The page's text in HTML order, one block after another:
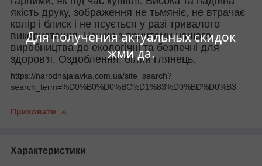
Для получения актуальных скидок
жми да.
якість друку, зображення не тьмяніє, не втрачає
колір і блиск і не псується у разі тривалого
використання. Чашки з принтами нашого
виробництва до екологічні та безпечні для
здоров'я. Оздоблення: білий глянець.
https://narodnajalavka.com.ua/site_search?
search_term=%D0%B0%D0%BC%D1%83%D0%BD%D0%B3
Приховати
Характеристики